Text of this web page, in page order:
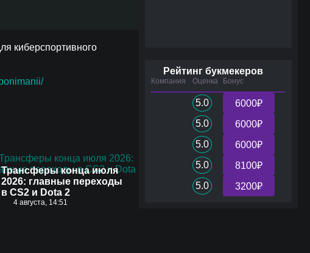
киберспортивного
Трансферы конца июля
2026: главные переходы
в CS2 и Dota 2
4 августа, 14:51
Рейтинг букмекеров
Компания Оценка Бонус
5.0
6000₽
5.0
6000₽
5.0
6000₽
5.0
8100₽
5.0
3200₽